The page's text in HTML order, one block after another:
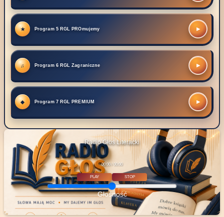
Program 5 RGL PROmujemy ▶
Program 6 RGL Zagraniczne ▶
Program 7 RGL PREMIUM ▶
Radio Głos Literacki
00:00 / 00:00
PLAY STOP
Głośność